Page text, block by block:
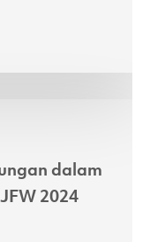
dalam
2024